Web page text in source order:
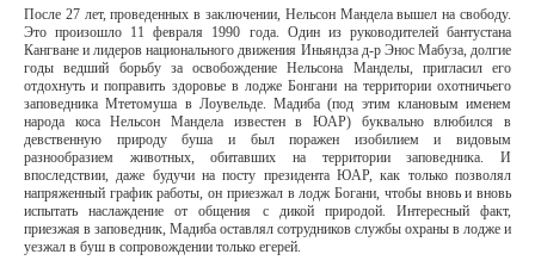
После 27 лет, проведенных в заключении, Нельсон Мандела вышел на свободу.
Это произошло 11 февраля 1990 года. Один из руководителей бантустана
Кангване и лидеров национального движения Иньяндза д-р Энос Мабуза, долгие
годы ведший борьбу за освобождение Нельсона Манделы, пригласил его
отдохнуть и поправить здоровье в лодже Бонгани на территории охотничьего
заповедника Мтетомуша в Лоувельде. Мадиба (под этим клановым именем
народа коса Нельсон Мандела известен в ЮАР) буквально влюбился в
девственную природу буша и был поражен изобилием и видовым
разнообразием животных, обитавших на территории заповедника. И
впоследствии, даже будучи на посту президента ЮАР, как только позволял
напряженный график работы, он приезжал в лодж Богани, чтобы вновь и вновь
испытать наслаждение от общения с дикой природой. Интересный факт,
приезжая в заповедник, Мадиба оставлял сотрудников службы охраны в лодже и
уезжал в буш в сопровождении только егерей.